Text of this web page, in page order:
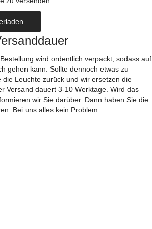
wird ordentlich verpackt, sodass auf
gehen kann. Sollte dennoch etwas zu
Leuchte zurück und wir ersetzen die
Versand dauert 3-10 Werktage. Wird das
wir Sie darüber. Dann haben Sie die
Bei uns alles kein Problem.